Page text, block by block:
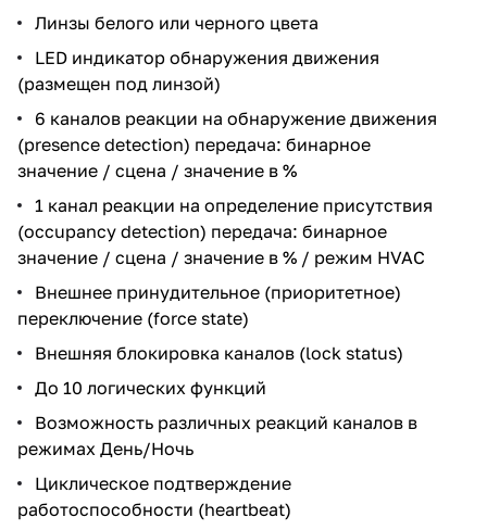
Линзы белого или черного цвета
LED индикатор обнаружения движения
(размещен под линзой)
6 каналов реакции на обнаружение движения
(presence detection) передача: бинарное
значение / сцена / значение в %
1 канал реакции на определение присутствия
(occupancy detection) передача: бинарное
значение / сцена / значение в % / режим HVAC
Внешнее принудительное (приоритетное)
переключение (force state)
Внешняя блокировка каналов (lock status)
До 10 логических функций
Возможность различных реакций каналов в
режимах День/Ночь
Циклическое подтверждение
работоспособности (heartbeat)